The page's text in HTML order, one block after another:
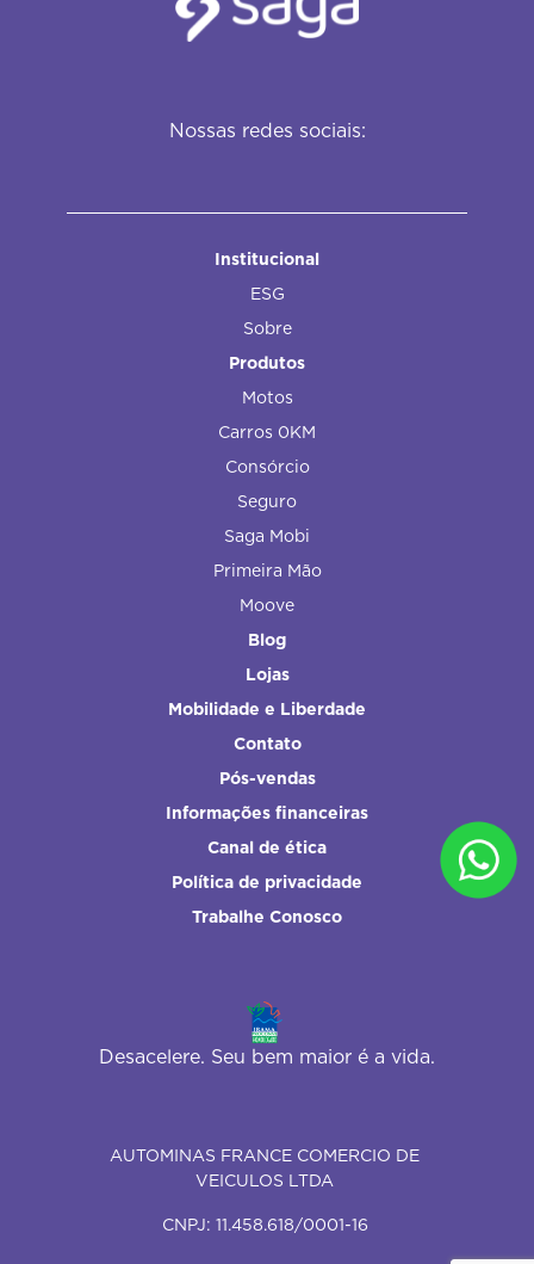
Nossas redes sociais:
Institucional
ESG
Sobre
Produtos
Motos
Carros 0KM
Consórcio
Seguro
Saga Mobi
Primeira Mão
Moove
Blog
Lojas
Mobilidade e Liberdade
Contato
Pós-vendas
Informações financeiras
Canal de ética
Política de privacidade
Trabalhe Conosco
Desacelere. Seu bem maior é a vida.
AUTOMINAS FRANCE COMERCIO DE
VEICULOS LTDA
CNPJ: 11.458.618/0001-16